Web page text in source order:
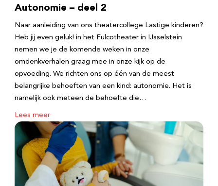
Autonomie – deel 2
Naar aanleiding van ons theatercollege Lastige kinderen?
Heb jij even geluk! in het Fulcotheater in IJsselstein
nemen we je de komende weken in onze
omdenkverhalen graag mee in onze kijk op de
opvoeding. We richten ons op één van de meest
belangrijke behoeften van een kind: autonomie. Het is
namelijk ook meteen de behoefte die…
Lees meer